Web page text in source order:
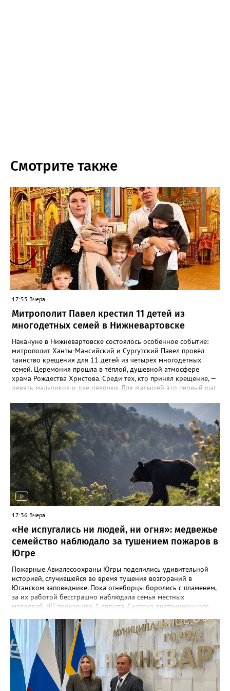
Смотрите также
17:53 Вчера
Митрополит Павел крестил 11 детей из
многодетных семей в Нижневартовске
Накануне в Нижневартовске состоялось особенное событие:
митрополит Ханты-Мансийский и Сургутский Павел провёл
таинство крещения для 11 детей из четырёх многодетных
семей. Церемония прошла в тёплой, душевной атмосфере
храма Рождества Христова. Среди тех, кто принял крещение, —
девять мальчиков и две девочки. Для малышей это первый шаг
важный день. Это уже второе подобное мероприятие в Югре.
Первое прошло в июле, в День крещения Руси, в Ханты-
Мансийске. Добрая традиция зародилась благодаря
соглашению между окружным Департаментом социального
развития и Ханты-Мансийской митрополией Русской
Православной Церкви. Владыка Павел отметил, что готов
продолжать эту практику и в других городах региона: «Я буду
совершать это везде, где будет желание, — ради наших детей,
ради духовного здоровья общества».
17:36 Вчера
«Не испугались ни людей, ни огня»: медвежье
семейство наблюдало за тушением пожаров в
Югре
Пожарные Авиалесоохраны Югры поделились удивительной
историей, случившейся во время тушения возгораний в
Юганском заповеднике. Пока огнеборцы боролись с пламенем,
за их работой бесстрашно наблюдала семья местных
медведей. ЧП произошло 1 августа. Система дистанционного
термоточку. Выяснилось, что молния ударила в деревья,
спровоцировав сразу два пожара неподалёку друг от друга.
Общая площадь возгораний составила 53 гектара. На спасение
уникальной территории из Нижневартовска вылетели два
самолёта Ан-2 с парашютистами-пожарными. Лётчики-
наблюдатели Марина Гончар и Юрий Гарбар доставили две
группы огнеборцев, позже к ним присоединилась третья. На